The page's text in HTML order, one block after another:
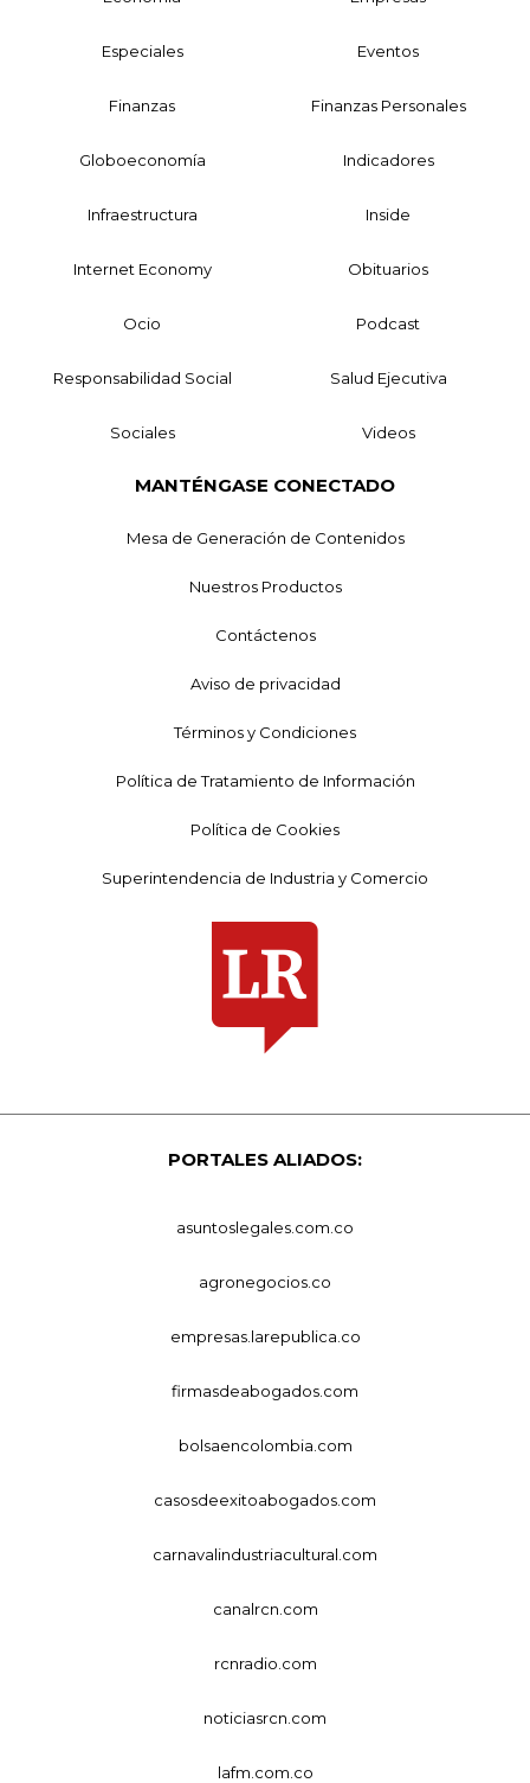
Especiales Eventos
Finanzas Finanzas Personales
Globoeconomía Indicadores
Infraestructura Inside
Internet Economy Obituarios
Ocio Podcast
Responsabilidad Social Salud Ejecutiva
Sociales Videos
MANTÉNGASE CONECTADO
Mesa de Generación de Contenidos
Nuestros Productos
Contáctenos
Aviso de privacidad
Términos y Condiciones
Política de Tratamiento de Información
Política de Cookies
Superintendencia de Industria y Comercio
PORTALES ALIADOS:
asuntoslegales.com.co
agronegocios.co
empresas.larepublica.co
firmasdeabogados.com
bolsaencolombia.com
casosdeexitoabogados.com
carnavalindustriacultural.com
canalrcn.com
rcnradio.com
noticiasrcn.com
lafm.com.co